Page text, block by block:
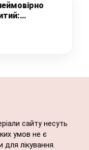
сайту несуть
умов не є
лікування.